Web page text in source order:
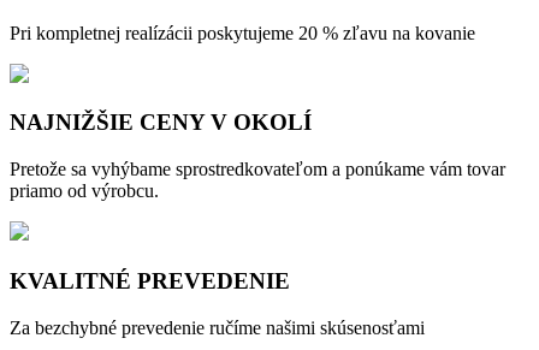
Pri kompletnej realízácii poskytujeme 20 % zľavu na kovanie
NAJNIŽŠIE CENY V OKOLÍ
Pretože sa vyhýbame sprostredkovateľom a ponúkame vám tovar
priamo od výrobcu.
KVALITNÉ PREVEDENIE
Za bezchybné prevedenie ručíme našimi skúsenosťami